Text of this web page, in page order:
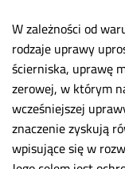
W zależności od
rodzaje uprawy
ścierniska, uprawę
zerowej, w którym
wcześniejszej
znaczenie zyskują
wpisujące się w